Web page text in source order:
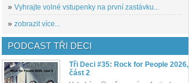
» Vyhrajte volné vstupenky na první zastávku...
» zobrazit více...
PODCAST TŘI DECI
Tři Deci #35: Rock for People 2026,
část 2